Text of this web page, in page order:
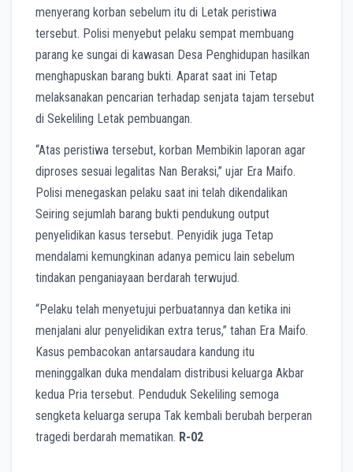
menyerang korban sebelum itu di Letak peristiwa
tersebut. Polisi menyebut pelaku sempat membuang
parang ke sungai di kawasan Desa Penghidupan hasilkan
menghapuskan barang bukti. Aparat saat ini Tetap
melaksanakan pencarian terhadap senjata tajam tersebut
di Sekeliling Letak pembuangan.
“Atas peristiwa tersebut, korban Membikin laporan agar
diproses sesuai legalitas Nan Beraksi,” ujar Era Maifo.
Polisi menegaskan pelaku saat ini telah dikendalikan
Seiring sejumlah barang bukti pendukung output
penyelidikan kasus tersebut. Penyidik juga Tetap
mendalami kemungkinan adanya pemicu lain sebelum
tindakan penganiayaan berdarah terwujud.
“Pelaku telah menyetujui perbuatannya dan ketika ini
menjalani alur penyelidikan extra terus,” tahan Era Maifo.
Kasus pembacokan antarsaudara kandung itu
meninggalkan duka mendalam distribusi keluarga Akbar
kedua Pria tersebut. Penduduk Sekeliling semoga
sengketa keluarga serupa Tak kembali berubah berperan
tragedi berdarah mematikan. R-02